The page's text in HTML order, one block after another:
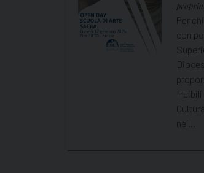
propria
Per
con
fruibili
nel…